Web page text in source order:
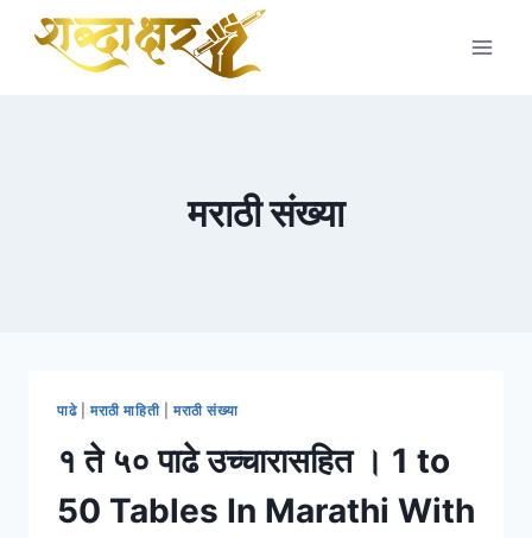
मराठी संख्या
पाढे| मराठी माहिती| मराठी संख्या
१ ते ५० पाढे उच्चारासहित । 1 to
50 Tables In Marathi With